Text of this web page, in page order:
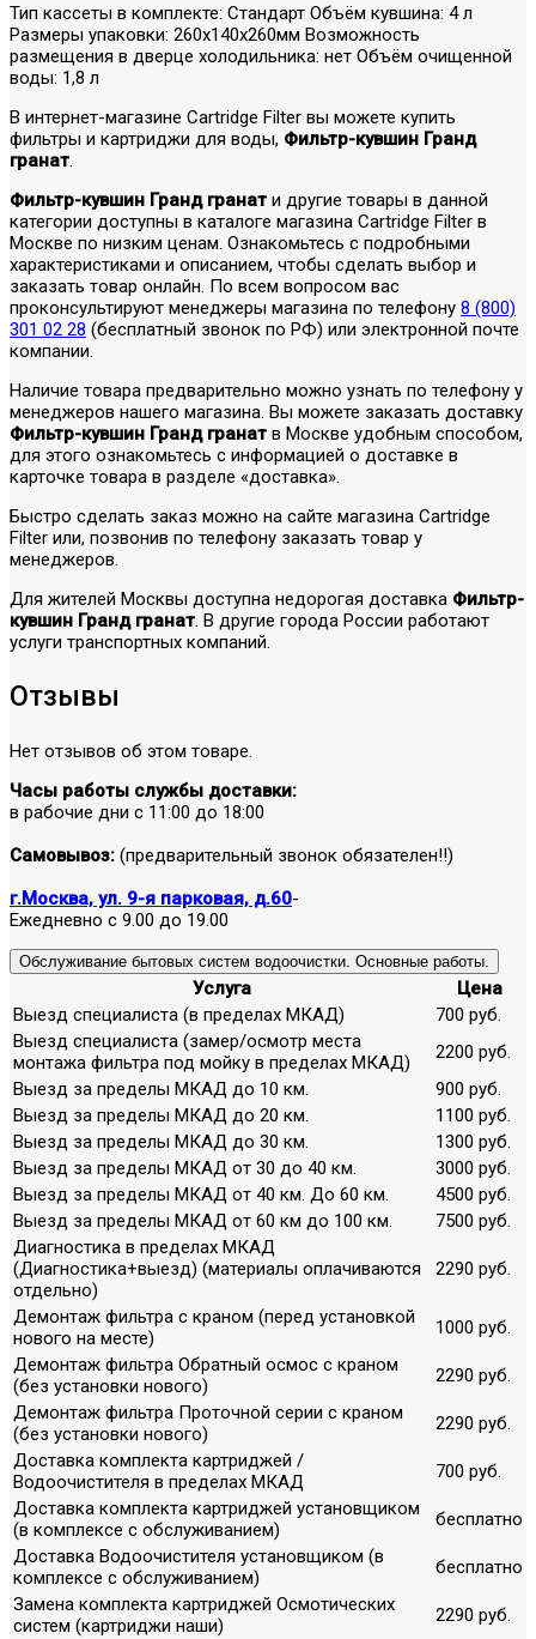
Тип кассеты в комплекте: Стандарт Объём кувшина: 4 л
Размеры упаковки: 260x140x260мм Возможность
размещения в дверце холодильника: нет Объём очищенной
воды: 1,8 л
В интернет-магазине Cartridge Filter вы можете купить
фильтры и картриджи для воды, Фильтр-кувшин Гранд
гранат.
Фильтр-кувшин Гранд гранат и другие товары в данной
категории доступны в каталоге магазина Cartridge Filter в
Москве по низким ценам. Ознакомьтесь с подробными
характеристиками и описанием, чтобы сделать выбор и
заказать товар онлайн. По всем вопросом вас
проконсультируют менеджеры магазина по телефону 8 (800)
301 02 28 (бесплатный звонок по РФ) или электронной почте
компании.
Наличие товара предварительно можно узнать по телефону у
менеджеров нашего магазина. Вы можете заказать доставку
Фильтр-кувшин Гранд гранат в Москве удобным способом,
для этого ознакомьтесь с информацией о доставке в
карточке товара в разделе «доставка».
Быстро сделать заказ можно на сайте магазина Cartridge
Filter или, позвонив по телефону заказать товар у
менеджеров.
Для жителей Москвы доступна недорогая доставка Фильтр-
кувшин Гранд гранат. В другие города России работают
услуги транспортных компаний.
Отзывы
Нет отзывов об этом товаре.
Часы работы службы доставки:
в рабочие дни с 11:00 до 18:00
Самовывоз: (предварительный звонок обязателен!!)
г.Москва, ул. 9-я парковая, д.60-
Ежедневно с 9.00 до 19.00
Обслуживание бытовых систем водоочистки. Основные работы.
Услуга
Цена
Выезд специалиста (в пределах МКАД)
700 руб.
Выезд специалиста (замер/осмотр места
монтажа фильтра под мойку в пределах МКАД)
2200 руб.
Выезд за пределы МКАД до 10 км.
900 руб.
Выезд за пределы МКАД до 20 км.
1100 руб.
Выезд за пределы МКАД до 30 км.
1300 руб.
Выезд за пределы МКАД от 30 до 40 км.
3000 руб.
Выезд за пределы МКАД от 40 км. До 60 км.
4500 руб.
Выезд за пределы МКАД от 60 км до 100 км.
7500 руб.
Диагностика в пределах МКАД
(Диагностика+выезд) (материалы оплачиваются
отдельно)
2290 руб.
Демонтаж фильтра с краном (перед установкой
нового на месте)
1000 руб.
Демонтаж фильтра Обратный осмос с краном
(без установки нового)
2290 руб.
Демонтаж фильтра Проточной серии с краном
(без установки нового)
2290 руб.
Доставка комплекта картриджей /
Водоочистителя в пределах МКАД
700 руб.
Доставка комплекта картриджей установщиком
(в комплексе с обслуживанием)
бесплатно
Доставка Водоочистителя установщиком (в
комплексе с обслуживанием)
бесплатно
Замена комплекта картриджей Осмотических
систем (картриджи наши)
2290 руб.